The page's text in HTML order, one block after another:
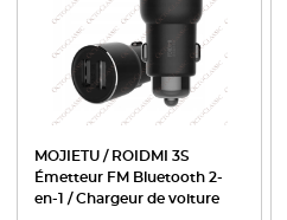
MOJIETU / ROIDMI 3S
Émetteur FM Bluetooth 2-
en-1 / Chargeur de voiture